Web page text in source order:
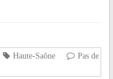
Haute-Saône
Pas de